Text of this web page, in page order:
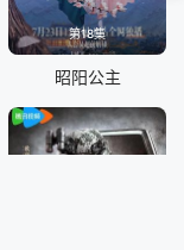
第18集
昭阳公主